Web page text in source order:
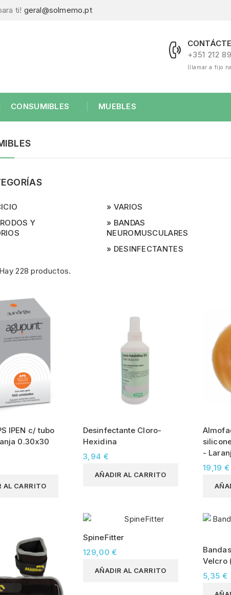
ti! geral@solmemo.pt
+351 212
(llamar a fijo
CONSUMIBLES MUEBLES
VARIOS
Y
BANDAS
NEUROMUSCULARES
DESINFECTANTES
Hay 228 productos.
IPEN c/ tubo
0.30x30
AL CARRITO
Desinfectante Cloro-
Hexidina
3,94 €
AÑADIR AL CARRITO
-
19,19 €
SpineFitter
129,00 €
AÑADIR AL CARRITO
Velcro
5,35 €